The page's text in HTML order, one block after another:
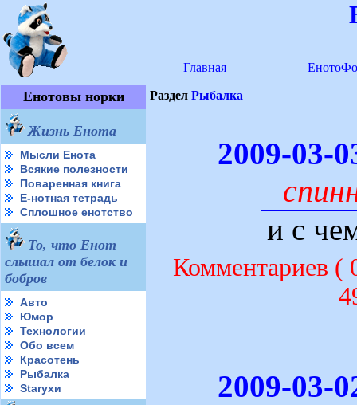
Главная
Енотовы норки
Жизнь Енота
Мысли Енота
Всякие полезности
Поваренная книга
Е-нотная тетрадь
Сплошное енотство
То, что Енот
слышал от белок и
бобров
Авто
Юмор
Технологии
Обо всем
Красотень
Рыбалка
Starухи
Раздел Рыбалка
2009-03-
и с
2009-03-